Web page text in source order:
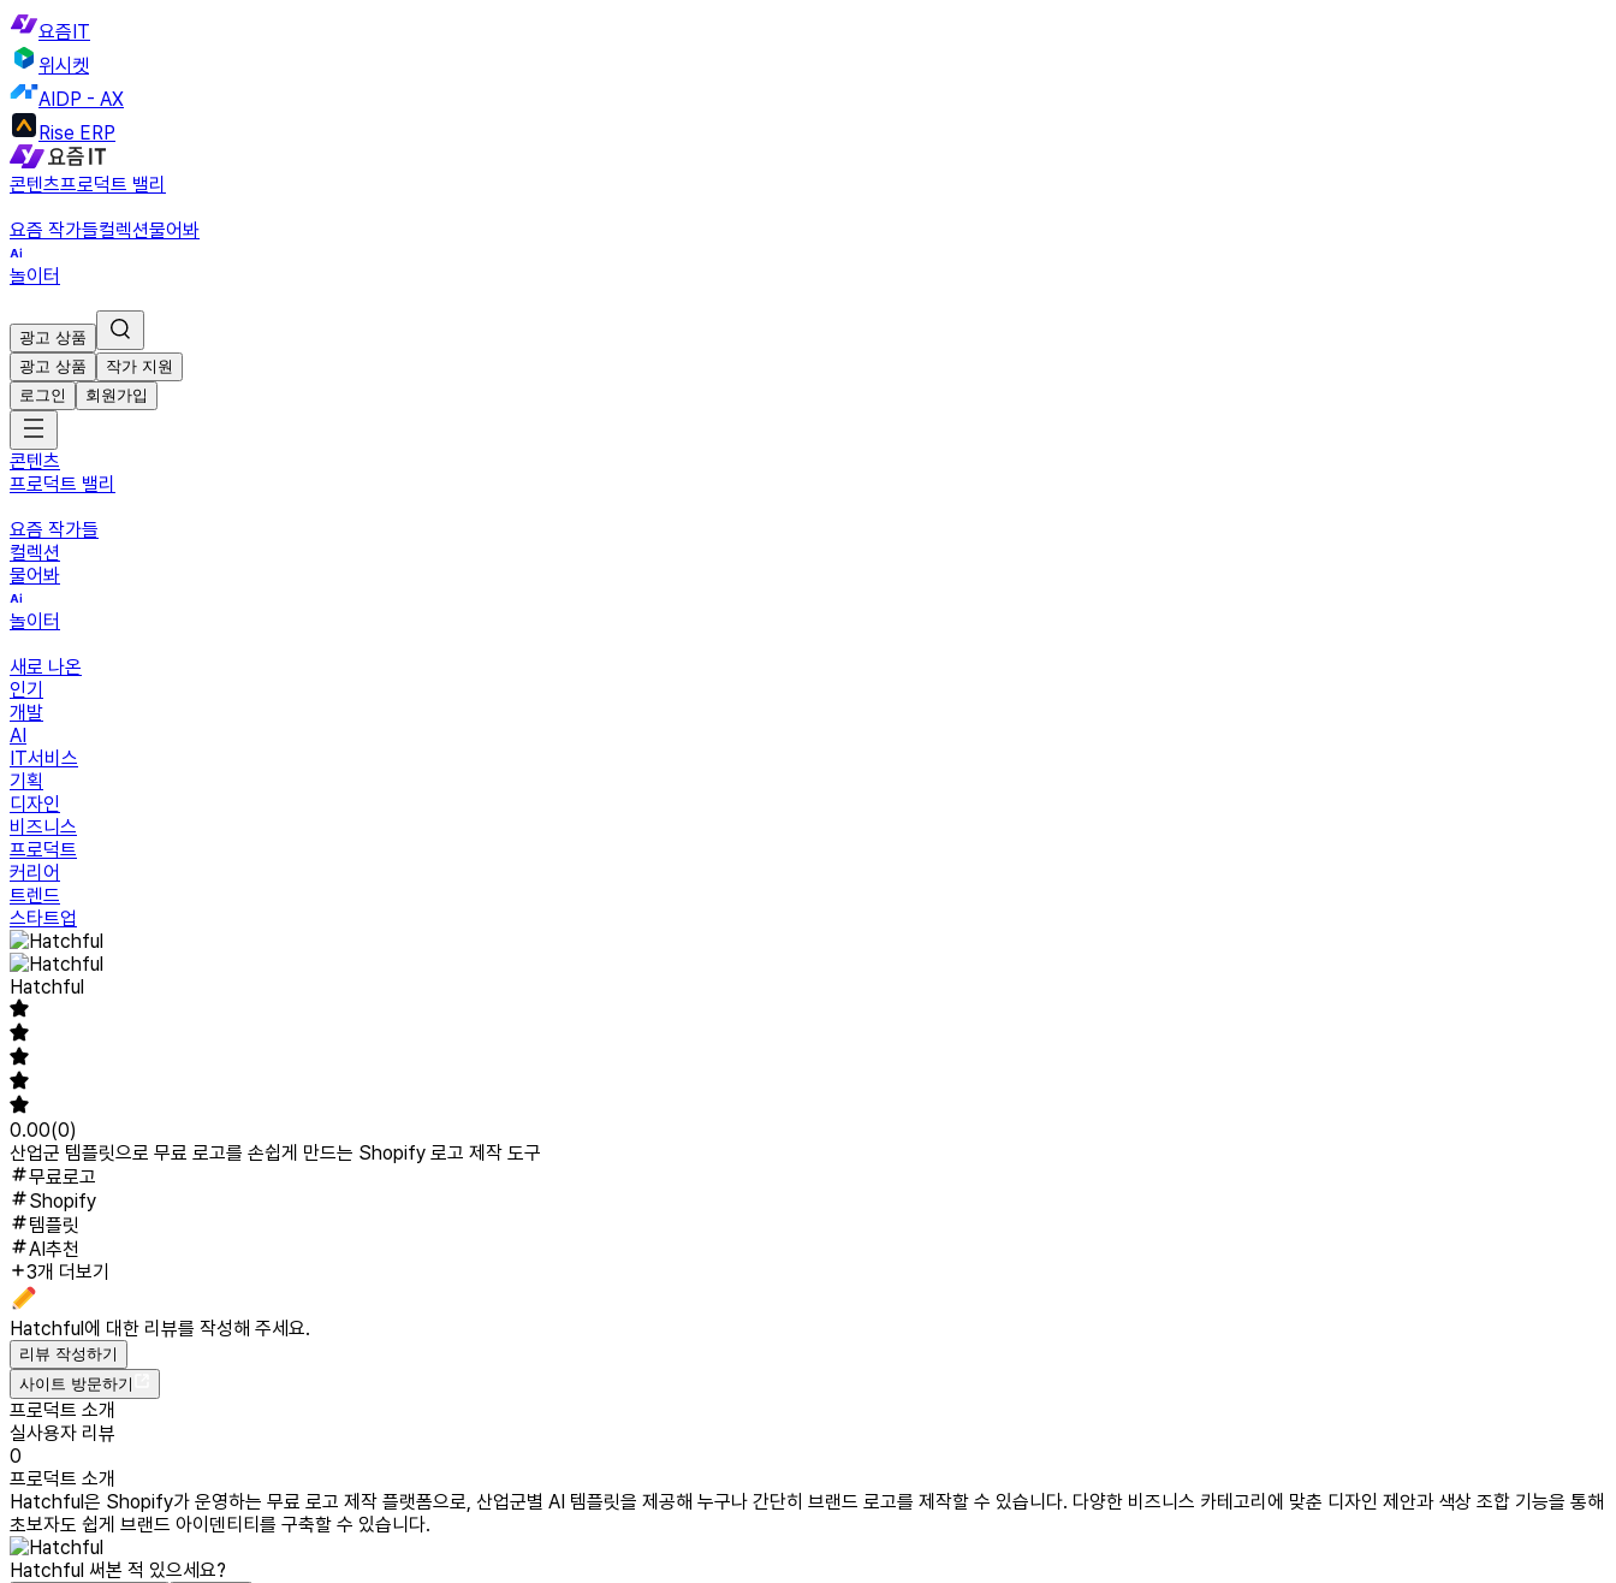
요즘IT
위시켓
AIDP - AX
Rise ERP
콘텐츠프로덕트 밸리
요즘 작가들컬렉션물어봐
놀이터
광고 상품
광고 상품
작가 지원
로그인
회원가입
콘텐츠
프로덕트 밸리
요즘 작가들
컬렉션
물어봐
놀이터
새로 나온
인기
개발
AI
IT서비스
기획
디자인
비즈니스
프로덕트
커리어
트렌드
스타트업
Hatchful
0.00(0)
산업군 템플릿으로 무료 로고를 손쉽게 만드는 Shopify 로고 제작 도구
무료로고
Shopify
템플릿
AI추천
3개 더보기
Hatchful에 대한 리뷰를 작성해 주세요.
리뷰 작성하기
사이트 방문하기
프로덕트 소개
실사용자 리뷰
0
프로덕트 소개
Hatchful은 Shopify가 운영하는 무료 로고 제작 플랫폼으로, 산업군별 AI 템플릿을 제공해 누구나 간단히 브랜드 로고를 제작할 수 있습니다. 다양한 비즈니스 카테고리에 맞춘 디자인 제안과 색상 조합 기능을 통해
초보자도 쉽게 브랜드 아이덴티티를 구축할 수 있습니다.
Hatchful 써본 적 있으세요?